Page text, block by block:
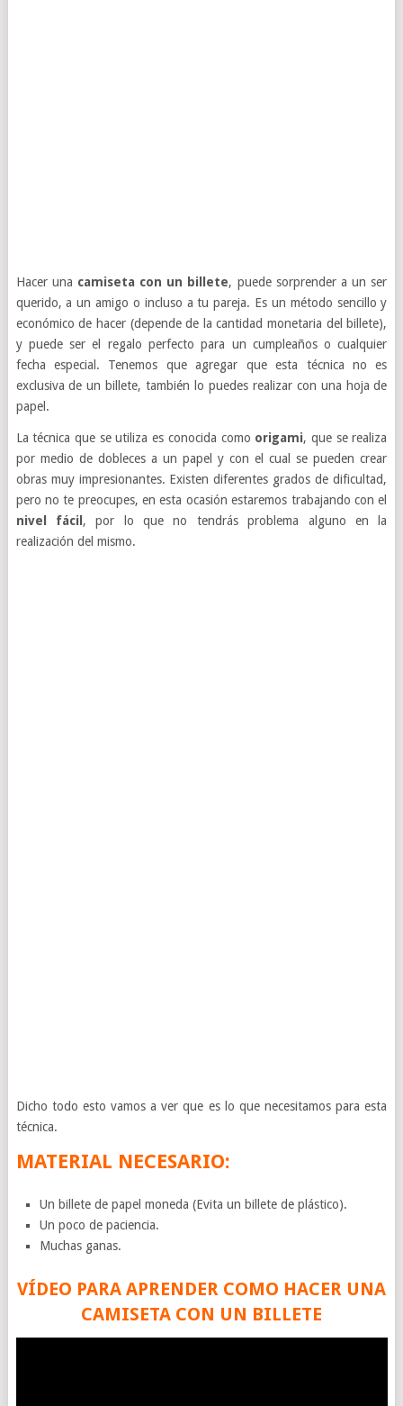
Hacer una camiseta con un billete, puede sorprender a un ser
querido, a un amigo o incluso a tu pareja. Es un método sencillo y
económico de hacer (depende de la cantidad monetaria del billete),
y puede ser el regalo perfecto para un cumpleaños o cualquier
fecha especial. Tenemos que agregar que esta técnica no es
exclusiva de un billete, también lo puedes realizar con una hoja de
papel.
La técnica que se utiliza es conocida como origami, que se realiza
por medio de dobleces a un papel y con el cual se pueden crear
obras muy impresionantes. Existen diferentes grados de dificultad,
pero no te preocupes, en esta ocasión estaremos trabajando con el
nivel fácil , por lo que no tendrás problema alguno en la
realización del mismo.
Dicho todo esto vamos a ver que es lo que necesitamos para esta
técnica.
MATERIAL NECESARIO:
Un billete de papel moneda (Evita un billete de plástico).
Un poco de paciencia.
Muchas ganas.
VÍDEO PARA APRENDER COMO HACER UNA
CAMISETA CON UN BILLETE